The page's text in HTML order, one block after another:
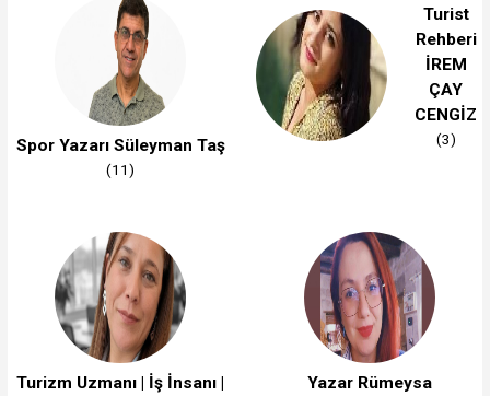
Spor Yazarı Süleyman Taş
(11)
Turist
Rehberi
İREM
ÇAY
CENGİZ
(3)
Turizm Uzmanı | İş İnsanı |
Yazar Rümeysa